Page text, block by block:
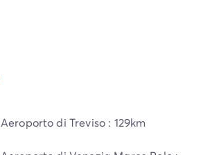
di Treviso : 129km